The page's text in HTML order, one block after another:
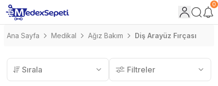
0
Ana Sayfa Medikal Ağız Bakım Diş Arayüz Fırçası
Sırala Filtreler